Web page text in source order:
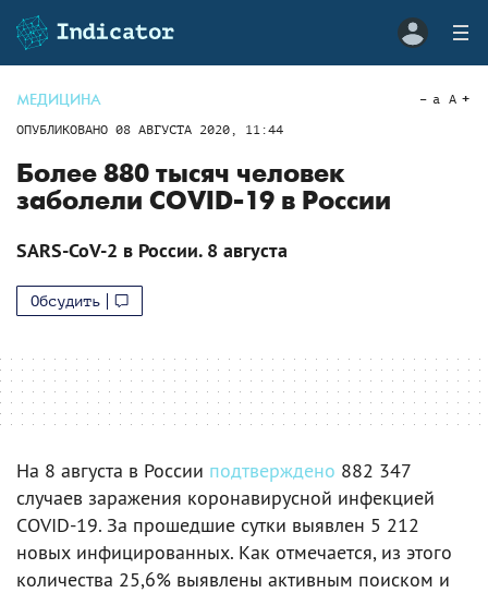
МЕДИЦИНА
ОПУБЛИКОВАНО 08 АВГУСТА 2020, 11:44
a A
Более 880 тысяч человек
заболели COVID-19 в России
SARS-CoV-2 в России. 8 августа
Обсудить
На 8 августа в России подтверждено 882 347
случаев заражения коронавирусной инфекцией
COVID-19. За прошедшие сутки выявлен 5 212
новых инфицированных. Как отмечается, из этого
количества 25,6% выявлены активным поиском и